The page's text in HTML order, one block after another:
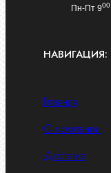
Пн-Пт 900
НАВИГАЦИЯ:
Главная
О компании
Доставка